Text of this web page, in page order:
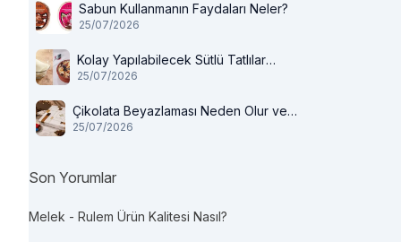
Sabun Kullanmanın Faydaları Neler?
25/07/2026
Kolay Yapılabilecek Sütlü Tatlılar
Nelerdir?
25/07/2026
Çikolata Beyazlaması Neden Olur ve
Tüketilir mi?
25/07/2026
Son Yorumlar
Melek - Rulem Ürün Kalitesi Nasıl?